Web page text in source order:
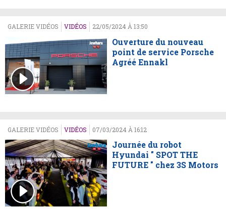
GALERIE VIDÉOS VIDÉOS 22/05/2024 À 13:50
Ouverture du nouveau
point de service Porsche
Agréé Ennakl
GALERIE VIDÉOS VIDÉOS 07/03/2024 À 16:12
Journée du robot
Hyundai " SPOT THE
FUTURE " chez 3S Motors